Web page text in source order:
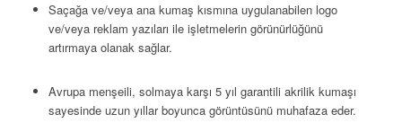
Saçağa ve/veya ana kumaş kısmına uygulanabilen logo
ve/veya reklam yazıları ile işletmelerin görünürlüğünü
artırmaya olanak sağlar.
Avrupa menşeili, solmaya karşı 5 yıl garantili akrilik kumaşı
sayesinde uzun yıllar boyunca görüntüsünü muhafaza eder.